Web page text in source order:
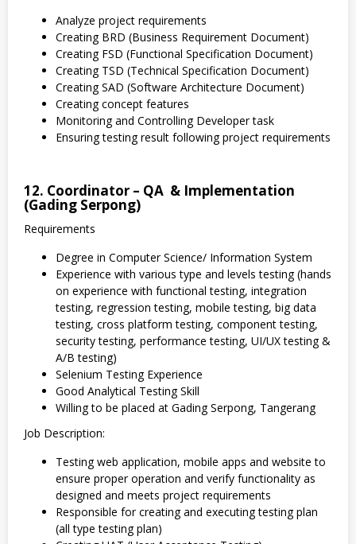
Analyze project requirements
Creating BRD (Business Requirement Document)
Creating FSD (Functional Specification Document)
Creating TSD (Technical Specification Document)
Creating SAD (Software Architecture Document)
Creating concept features
Monitoring and Controlling Developer task
Ensuring testing result following project requirements
12. Coordinator – QA & Implementation
(Gading Serpong)
Requirements
Degree in Computer Science/ Information System
Experience with various type and levels testing (hands
on experience with functional testing, integration
testing, regression testing, mobile testing, big data
testing, cross platform testing, component testing,
security testing, performance testing, UI/UX testing &
A/B testing)
Selenium Testing Experience
Good Analytical Testing Skill
Willing to be placed at Gading Serpong, Tangerang
Job Description:
Testing web application, mobile apps and website to
ensure proper operation and verify functionality as
designed and meets project requirements
Responsible for creating and executing testing plan
(all type testing plan)